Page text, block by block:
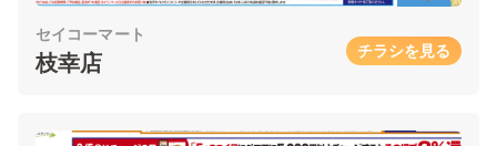
セイコーマート
枝幸店 チラシを見る